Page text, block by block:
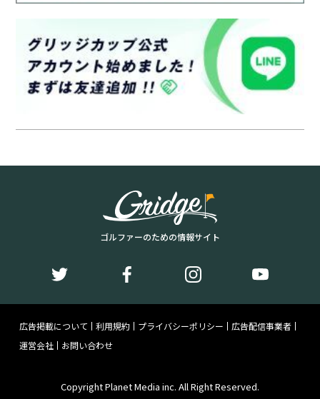
ゴルファーのための情報サイト
広告掲載について 利用規約 プライバシーポリシー
広告配信事業者
運営会社
お問い合わせ
Copyright Planet Media inc. All Right Reserved.